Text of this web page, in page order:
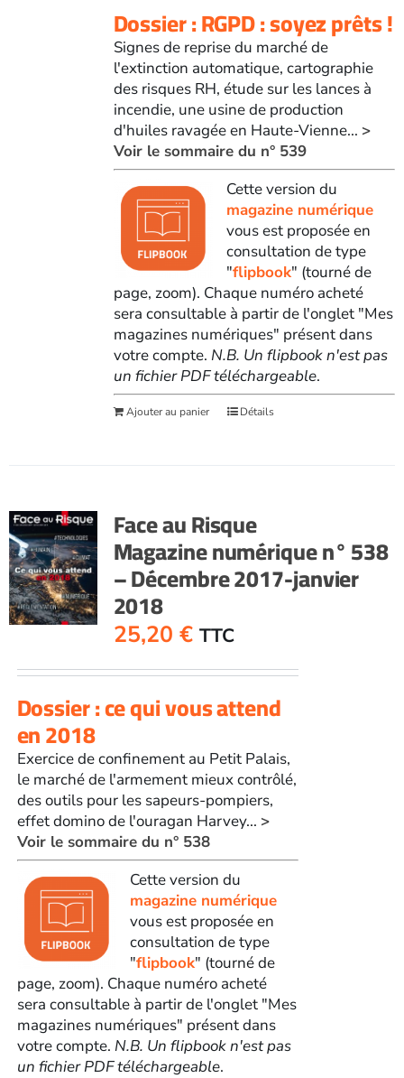
Dossier : RGPD : soyez prêts !
Signes de reprise du marché de
l'extinction automatique, cartographie
des risques RH, étude sur les lances à
incendie, une usine de production
d'huiles ravagée en Haute-Vienne... >
Voir le sommaire du n° 539
Cette version du
magazine numérique
vous est proposée en
consultation de type
"flipbook" (tourné de
page, zoom). Chaque numéro acheté
sera consultable à partir de l'onglet "Mes
magazines numériques" présent dans
votre compte. N.B. Un flipbook n'est pas
un fichier PDF téléchargeable.
Ajouter au panier Détails
Face au Risque
Magazine numérique n° 538
– Décembre 2017-janvier
2018
25,20 € TTC
Dossier : ce qui vous attend
en 2018
Exercice de confinement au Petit Palais,
le marché de l'armement mieux contrôlé,
des outils pour les sapeurs-pompiers,
effet domino de l'ouragan Harvey... >
Voir le sommaire du n° 538
Cette version du
magazine numérique
vous est proposée en
consultation de type
"flipbook" (tourné de
page, zoom). Chaque numéro acheté
sera consultable à partir de l'onglet "Mes
magazines numériques" présent dans
votre compte. N.B. Un flipbook n'est pas
un fichier PDF téléchargeable.